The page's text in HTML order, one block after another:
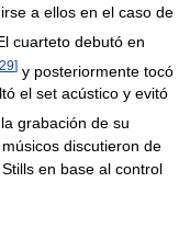
a ellos en el caso de
cuarteto debutó en
29] y posteriormente tocó
el set acústico y evitó
grabación de su
músicos discutieron de
en base al control